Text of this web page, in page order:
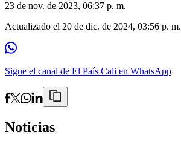
23 de nov. de 2023, 06:37 p. m.
Actualizado el 20 de dic. de 2024, 03:56 p. m.
Sigue el canal de El País Cali en WhatsApp
Noticias